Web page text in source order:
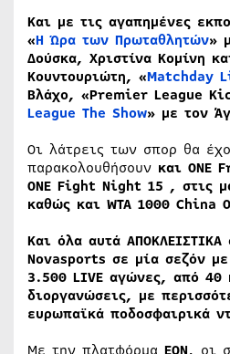
Και με τις αγαπημένες
«Η Ώρα των Πρωταθλητών»
Δούσκα, Χριστίνα Κομίνη
Κουντουριώτη, «Matchday
Βλάχο, «Premier League
League The Show» με τον
Οι λάτρεις των σπορ θα
παρακολουθήσουν και ONE
ONE Fight Night 15 , στις
καθώς και WTA 1000 China
Και όλα αυτά
Novasports σε μία σεζόν
3.500 LIVE αγώνες, από 40
διοργανώσεις, με
ευρωπαϊκά ποδοσφαιρικά